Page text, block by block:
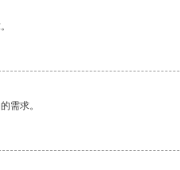
需求。